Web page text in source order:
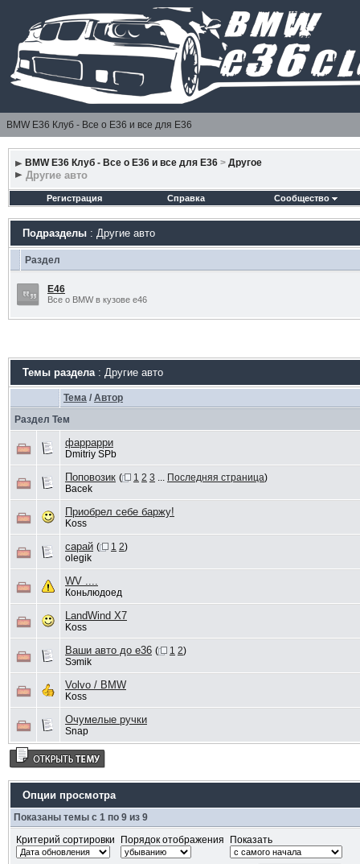
BMW E36 Клуб - Все о Е36 и все для Е36
BMW E36 Клуб - Все о Е36 и все для Е36 > Другое
Другие авто
Регистрация Справка Сообщество
Подразделы: Другие авто
Раздел
E46
Все о BMW в кузове е46
Темы раздела: Другие авто
Тема/ Автор
Раздел Тем
фаррарри
Dmitriy SPb
Поповозик ( 1 2 3 ... Последняя страница)
Bacek
Приобрел себе баржу!
Koss
сарай ( 1 2)
olegik
WV ....
Коньлюдоед
LandWind X7
Koss
Ваши авто до е36 ( 1 2)
Sэmik
Volvo / BMW
Koss
Очумелые ручки
Snap
Опции просмотра
Показаны темы с 1 по 9 из 9
Критерий сортировки
Порядок отображения Показать